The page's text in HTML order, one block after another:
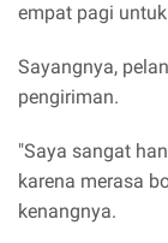
empat pagi
Sayangnya,
pengiriman.
"Saya sangat
karena merasa
kenangnya.